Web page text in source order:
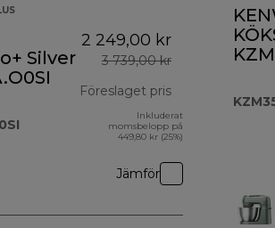
kr
Silver
2 249,00 kr
3 739,00 kr
Föreslaget pris
ursprungligt
Inkluderat
momsbelopp på
449,80 kr (25%)
Jämför